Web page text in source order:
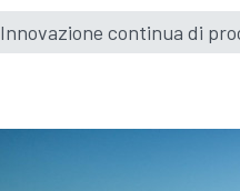
Innovazione continua di